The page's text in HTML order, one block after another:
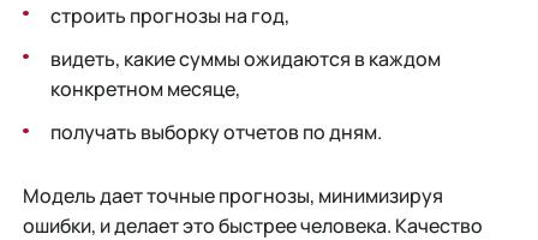
строить прогнозы на год,
видеть, какие суммы ожидаются в каждом
конкретном месяце,
получать выборку отчетов по дням.
Модель дает точные прогнозы, минимизируя
ошибки, и делает это быстрее человека. Качество